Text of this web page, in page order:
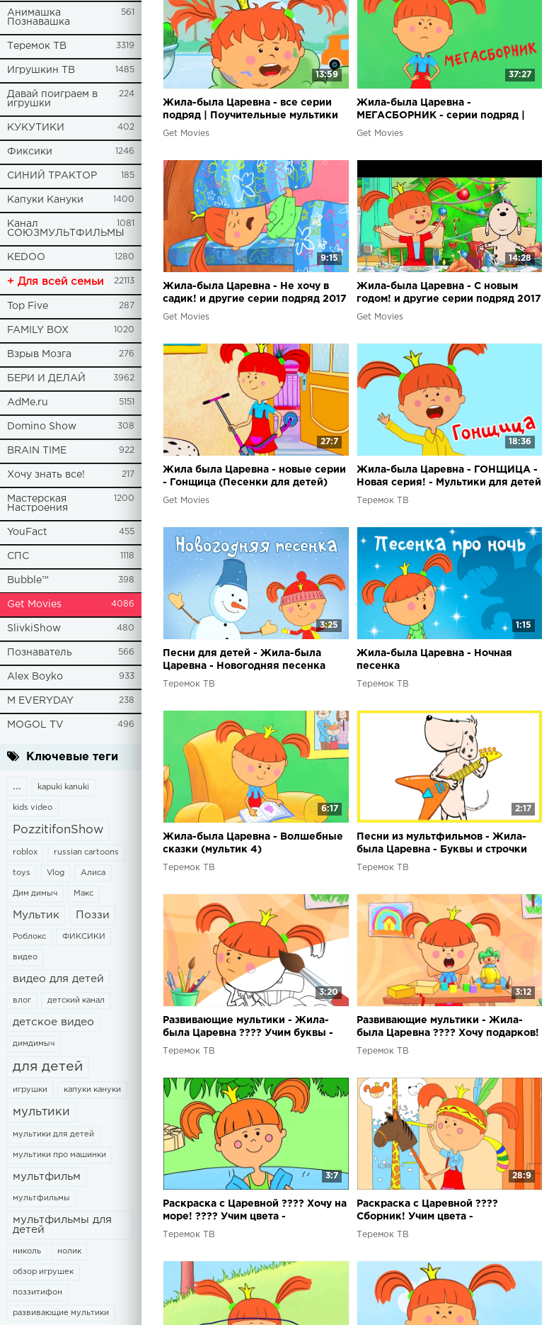
Анимашка
Познавашка
561
Теремок ТВ 3319
Игрушкин ТВ 1485
Давай поиграем в
игрушки
224
КУКУТИКИ 402
Фиксики 1246
СИНИЙ ТРАКТОР 185
Капуки Кануки 1400
Канал
СОЮЗМУЛЬТФИЛЬМЫ
1081
KEDOO 1280
+ Для всей семьи 22113
Top Five 287
FAMILY BOX 1020
Взрыв Мозга 276
БЕРИ И ДЕЛАЙ 3962
AdMe.ru 5151
Domino Show 308
BRAIN TIME 922
Хочу знать все! 217
Мастерская
Настроения
1200
YouFact 455
СПС 1118
Bubble™ 398
Get Movies 4086
SlivkiShow 480
Познаватель 566
Alex Boyko 933
M EVERYDAY 238
MOGOL TV 496
Ключевые теги
... kapuki kanuki
kids video
PozzitifonShow
roblox russian cartoons
toys Vlog Алиса
Дим димыч Макс
Мультик Поззи
Роблокс ФИКСИКИ
видео
видео для детей
влог детский канал
детское видео
димдимыч
для детей
игрушки капуки кануки
мультики
мультики для детей
мультики про машинки
мультфильм
мультфильмы
мультфильмы для
детей
николь нолик
обзор игрушек
поззитифон
развивающие мультики
13:59
Жила-была Царевна - все серии
подряд | Поучительные мультики
для малышей
Get Movies
37:27
Жила-была Царевна -
МЕГАСБОРНИК - серии подряд |
Поучительные мультики для
Get Movies
9:15
Жила-была Царевна - Не хочу в
садик! и другие серии подряд 2017
Get Movies
14:28
Жила-была Царевна - С новым
годом! и другие серии подряд 2017
Get Movies
27:7
Жила была Царевна - новые серии
- Гонщица (Песенки для детей)
Get Movies
18:36
Жила-была Царевна - ГОНЩИЦА -
Новая серия! - Мультики для детей
Теремок ТВ
3:25
Песни для детей - Жила-была
Царевна - Новогодняя песенка
Теремок ТВ
1:15
Жила-была Царевна - Ночная
песенка
Теремок ТВ
6:17
Жила-была Царевна - Волшебные
сказки (мультик 4)
Теремок ТВ
2:17
Песни из мультфильмов - Жила-
была Царевна - Буквы и строчки
Теремок ТВ
3:20
Развивающие мультики - Жила-
была Царевна ???? Учим буквы -
Раскраска с Царевной
Теремок ТВ
3:12
Развивающие мультики - Жила-
была Царевна ???? Хочу подарков!
- Раскраска с Царевной
Теремок ТВ
3:7
Раскраска с Царевной ???? Хочу на
море! ???? Учим цвета -
Развивающие, обучающие
Теремок ТВ
28:9
Раскраска с Царевной ????
Сборник! Учим цвета -
Развивающие, обучающие
Теремок ТВ